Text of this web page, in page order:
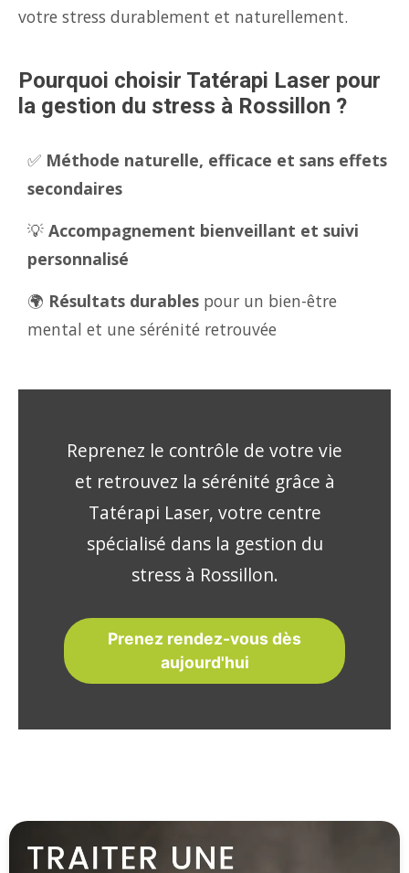
votre stress durablement et naturellement.
Pourquoi choisir Tatérapi Laser pour
la gestion du stress à Rossillon ?
✅ Méthode naturelle, efficace et sans effets
secondaires
💡 Accompagnement bienveillant et suivi
personnalisé
🌍 Résultats durables pour un bien-être
mental et une sérénité retrouvée
Reprenez le contrôle de votre vie
et retrouvez la sérénité grâce à
Tatérapi Laser, votre centre
spécialisé dans la gestion du
stress à Rossillon.
Prenez rendez-vous dès
aujourd'hui